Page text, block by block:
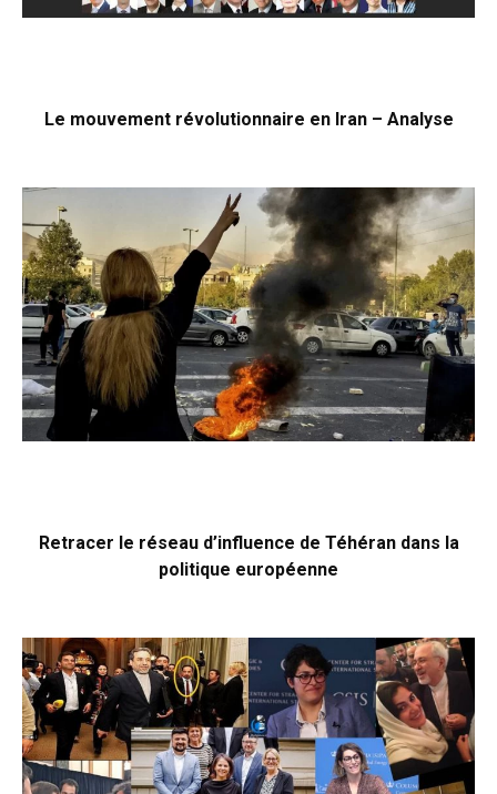
Le mouvement révolutionnaire en Iran – Analyse
Retracer le réseau d’influence de Téhéran dans la
politique européenne